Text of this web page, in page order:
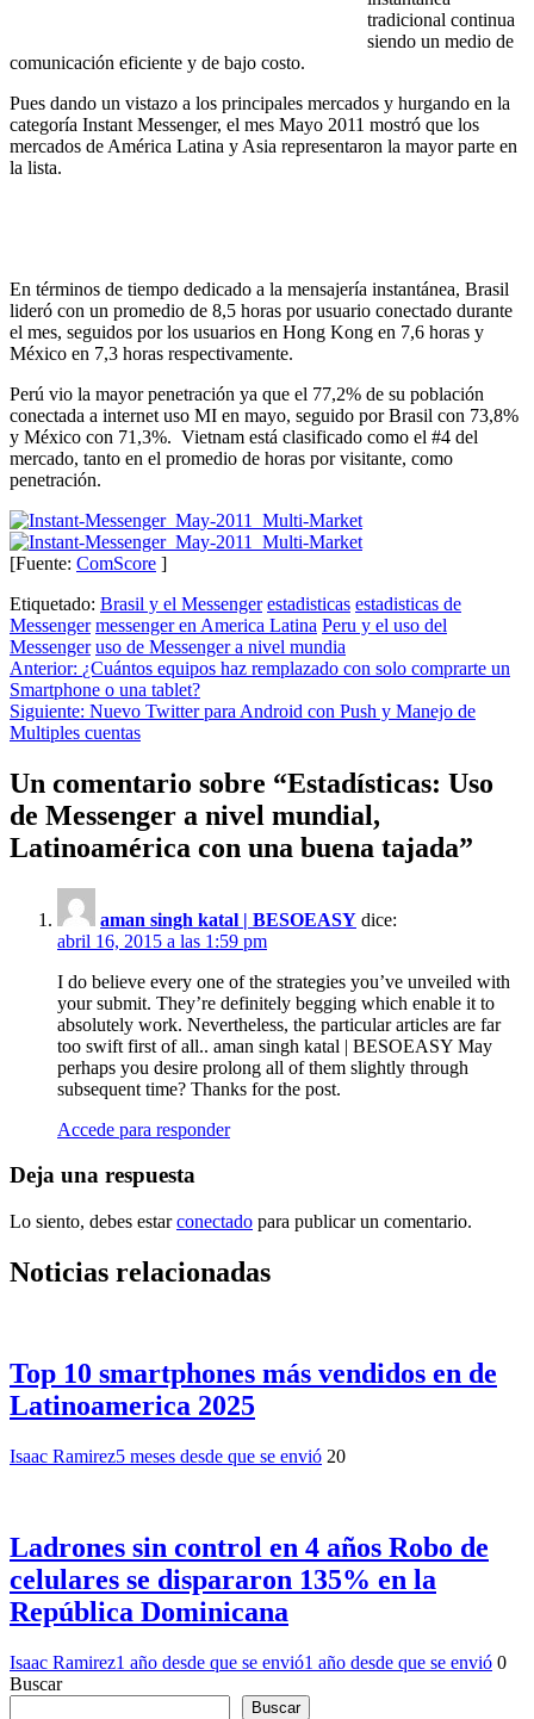
tradicional continua
siendo un medio de
comunicación eficiente y de bajo costo.
Pues dando un vistazo a los principales mercados y hurgando en la
categoría Instant Messenger, el mes Mayo 2011 mostró que los
mercados de América Latina y Asia representaron la mayor parte en
la lista.
En términos de tiempo dedicado a la mensajería instantánea, Brasil
lideró con un promedio de 8,5 horas por usuario conectado durante
el mes, seguidos por los usuarios en Hong Kong en 7,6 horas y
México en 7,3 horas respectivamente.
Perú vio la mayor penetración ya que el 77,2% de su población
conectada a internet uso MI en mayo, seguido por Brasil con 73,8%
y México con 71,3%. Vietnam está clasificado como el #4 del
mercado, tanto en el promedio de horas por visitante, como
penetración.
[Fuente: ComScore ]
Etiquetado: Brasil y el Messenger estadisticas estadisticas de
Messenger messenger en America Latina Peru y el uso del
Messenger uso de Messenger a nivel mundia
Navegación
de
entradas
Anterior: ¿Cuántos equipos haz remplazado con solo comprarte un
Smartphone o una tablet?
Siguiente: Nuevo Twitter para Android con Push y Manejo de
Multiples cuentas
Un comentario sobre “Estadísticas: Uso
de Messenger a nivel mundial,
Latinoamérica con una buena tajada”
aman singh katal | BESOEASY dice:
abril 16, 2015 a las 1:59 pm
I do believe every one of the strategies you’ve unveiled with
your submit. They’re definitely begging which enable it to
absolutely work. Nevertheless, the particular articles are far
too swift first of all.. aman singh katal | BESOEASY May
perhaps you desire prolong all of them slightly through
subsequent time? Thanks for the post.
Accede para responder
Deja una respuesta
Lo siento, debes estarconectado para publicar un comentario.
Noticias relacionadas
Top 10 smartphones más vendidos en de
Latinoamerica 2025
Isaac Ramirez5 meses desde que se envió 20
Ladrones sin control en 4 años Robo de
celulares se dispararon 135% en la
República Dominicana
Isaac Ramirez1 año desde que se envió1 año desde que se envió 0
Buscar
Buscar